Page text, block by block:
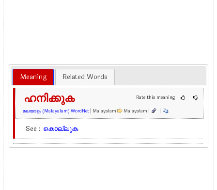
Meaning Related Words
Rate this meaning
ഹനിക്കുക
മലയാളം (Malayalam) WordNet | Malayalam Malayalam | |
See : കൊല്ലുക